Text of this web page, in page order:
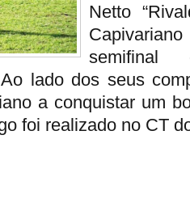
Netto
semifinal
lado dos seus
a conquistar um
foi realizado no CT